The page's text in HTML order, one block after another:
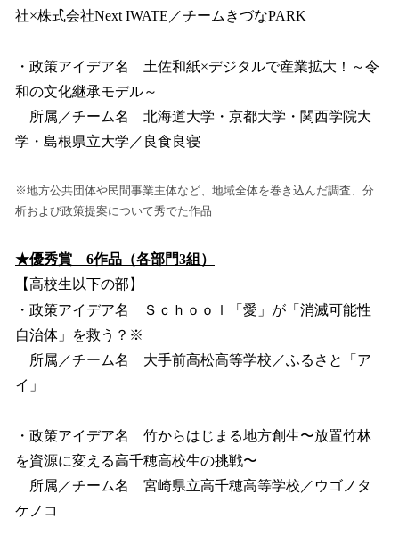
社×株式会社Next IWATE／チームきづなPARK
・政策アイデア名 土佐和紙×デジタルで産業拡大！～令
和の文化継承モデル～
所属／チーム名 北海道大学・京都大学・関西学院大
学・島根県立大学／良食良寝
※地方公共団体や民間事業主体など、地域全体を巻き込んだ調査、分
析および政策提案について秀でた作品
★優秀賞 6作品（各部門3組）
【高校生以下の部】
・政策アイデア名 Ｓｃｈｏｏｌ「愛」が「消滅可能性
自治体」を救う？※
所属／チーム名 大手前高松高等学校／ふるさと「ア
イ」
・政策アイデア名 竹からはじまる地方創生〜放置竹林
を資源に変える高千穂高校生の挑戦〜
所属／チーム名 宮崎県立高千穂高等学校／ウゴノタ
ケノコ